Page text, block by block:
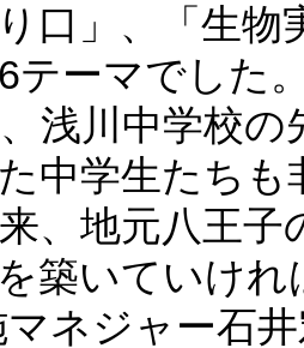
り口」、「生
テーマでした
浅川中学校
中学生たち
、地元八王
築いていけ
マネジャー石